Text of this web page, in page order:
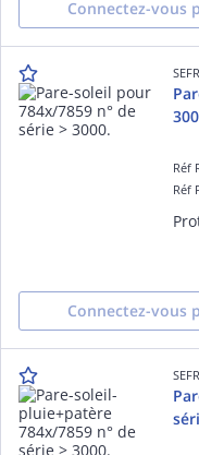
Connectez-vous
Réf
Réf
Connectez-vous